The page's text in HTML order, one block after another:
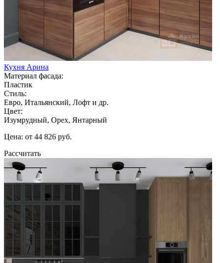
Кухня Арина
Материал фасада:
Пластик
Стиль:
Евро, Итальянский, Лофт и др.
Цвет:
Изумрудный, Орех, Янтарный
Цена: от 44 826 руб.
Рассчитать